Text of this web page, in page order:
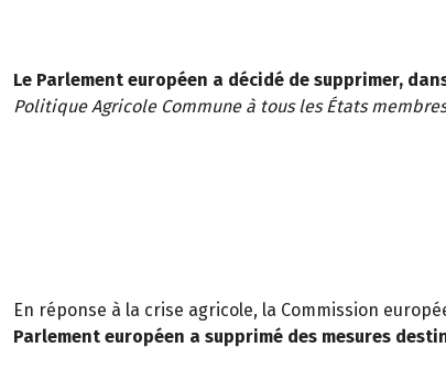
Le Parlement européen a décidé de supprimer,
Politique Agricole Commune à tous les États
En réponse à la crise agricole, la Commission
Parlement européen a supprimé des mesures